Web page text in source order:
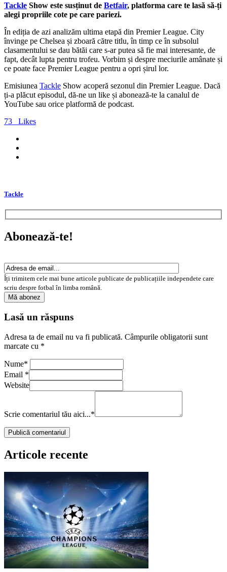
Tackle Show este susținut de Betfair, platforma care te lasă să-ți
alegi propriile cote pe care pariezi.
În ediția de azi analizăm ultima etapă din Premier League. City
învinge pe Chelsea și zboară către titlu, în timp ce în subsolul
clasamentului se dau bătăi care s-ar putea să fie mai interesante, de
fapt, decât lupta pentru trofeu. Vorbim și despre meciurile amânate și
ce poate face Premier League pentru a opri șirul lor.
Emisiunea Tackle Show acoperă sezonul din Premier League. Dacă
ți-a plăcut episodul, dă-ne un like și abonează-te la canalul de
YouTube sau orice platformă de podcast.
73
Likes
Tackle
Abonează-te!
Îți trimitem cele mai bune articole publicate de publicațiile independete care
scriu despre fotbal în limba română.
Lasă un răspuns
Adresa ta de email nu va fi publicată. Câmpurile obligatorii sunt
marcate cu *
Nume*
Email *
Website
Scrie comentariul tău aici...*
Articole recente